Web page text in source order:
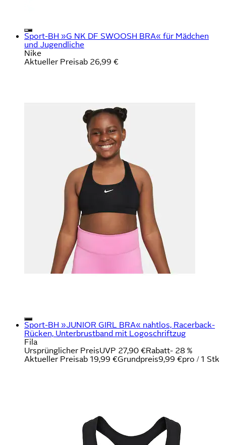
Sport-BH »G NK DF SWOOSH BRA« für Mädchen
und Jugendliche
Nike
Aktueller Preisab 26,99 €
Sport-BH »JUNIOR GIRL BRA« nahtlos, Racerback-
Rücken, Unterbrustband mit Logoschriftzug
Fila
Ursprünglicher PreisUVP 27,90 €Rabatt- 28 %
Aktueller Preisab 19,99 €Grundpreis9,99 €pro / 1 Stk